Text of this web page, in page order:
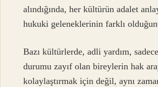
alındığında, her kültürün adalet
hukuki geleneklerinin farklı
Bazı kültürlerde, adli yardım,
durumu zayıf olan bireylerin hak
kolaylaştırmak için değil, aynı